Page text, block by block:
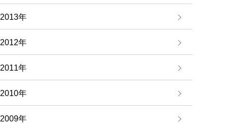
2013年
2012年
2011年
2010年
2009年